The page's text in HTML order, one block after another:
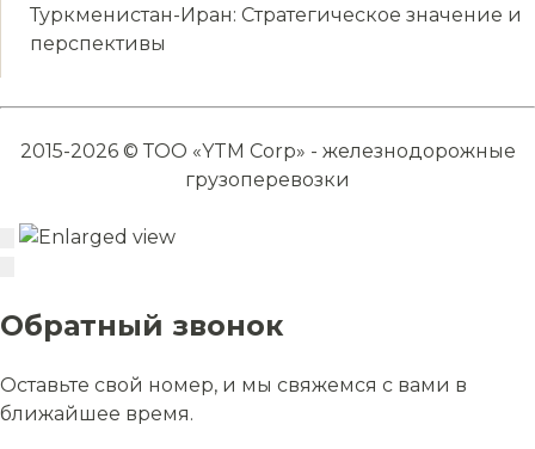
Туркменистан-Иран: Стратегическое значение и
перспективы
2015-2026 © ТОО «YTM Corp» - железнодорожные
грузоперевозки
Обратный звонок
Оставьте свой номер, и мы свяжемся с вами в
ближайшее время.